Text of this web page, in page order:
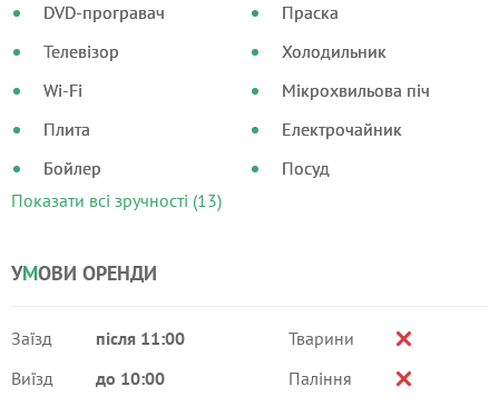
DVD-програвач
Телевізор
Wi-Fi
Плита
Бойлер
Праска
Холодильник
Мікрохвильова піч
Електрочайник
Посуд
Показати всі зручності (13)
УМОВИ ОРЕНДИ
Заїзд
після 11:00
Виїзд
до 10:00
Тварини
Паління